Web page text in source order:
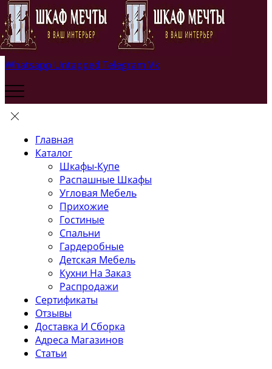
Whatsapp Untapped Telegram Vk
Главная
Каталог
Шкафы-Купе
Распашные Шкафы
Угловая Мебель
Прихожие
Гостиные
Спальни
Гардеробные
Детская Мебель
Кухни На Заказ
Распродажи
Сертификаты
Отзывы
Доставка И Сборка
Адреса Магазинов
Статьи